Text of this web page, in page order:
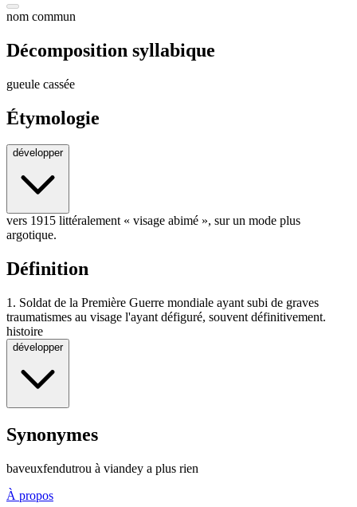
nom commun
Décomposition syllabique
gueule cassée
Étymologie
développer
vers 1915 littéralement « visage abimé », sur un mode plus
argotique.
Définition
1. Soldat de la Première Guerre mondiale ayant subi de graves
traumatismes au visage l'ayant défiguré, souvent définitivement.
histoire
développer
Synonymes
baveuxfendutrou à viandey a plus rien
À propos